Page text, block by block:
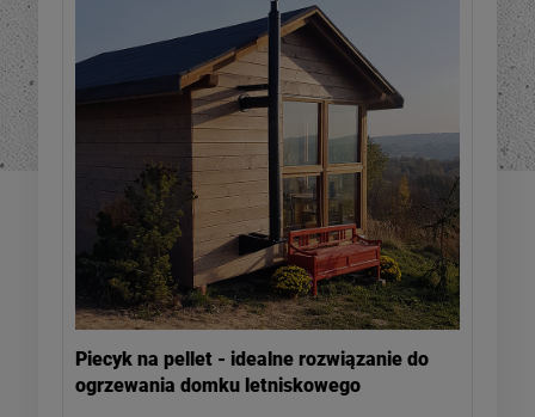
Piecyk na pellet - idealne rozwiązanie do
ogrzewania domku letniskowego